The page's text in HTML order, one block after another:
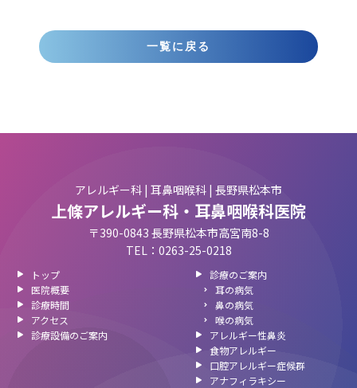
一覧に戻る
アレルギー科 | 耳鼻咽喉科 | 長野県松本市
上條アレルギー科・耳鼻咽喉科医院
〒390-0843 長野県松本市高宮南8-8
TEL：0263-25-0218
トップ
医院概要
診療時間
アクセス
診療設備のご案内
診療のご案内
耳の病気
鼻の病気
喉の病気
アレルギー性鼻炎
食物アレルギー
口腔アレルギー症候群
アナフィラキシー